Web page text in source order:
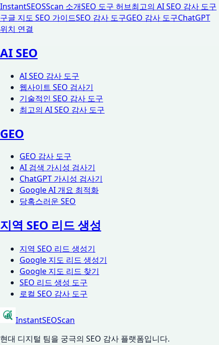
InstantSEOSScan 소개SEO 도구 허브최고의 AI SEO 감사 도구
구글 지도 SEO 가이드SEO 감사 도구GEO 감사 도구ChatGPT
위치 연결
AI SEO
AI SEO 감사 도구
웹사이트 SEO 검사기
기술적인 SEO 감사 도구
최고의 AI SEO 감사 도구
GEO
GEO 감사 도구
AI 검색 가시성 검사기
ChatGPT 가시성 검사기
Google AI 개요 최적화
당혹스러운 SEO
지역 SEO 리드 생성
지역 SEO 리드 생성기
Google 지도 리드 생성기
Google 지도 리드 찾기
SEO 리드 생성 도구
로컬 SEO 감사 도구
InstantSEOScan
현대 디지털 팀을 궁극의 SEO 감사 플랫폼입니다.